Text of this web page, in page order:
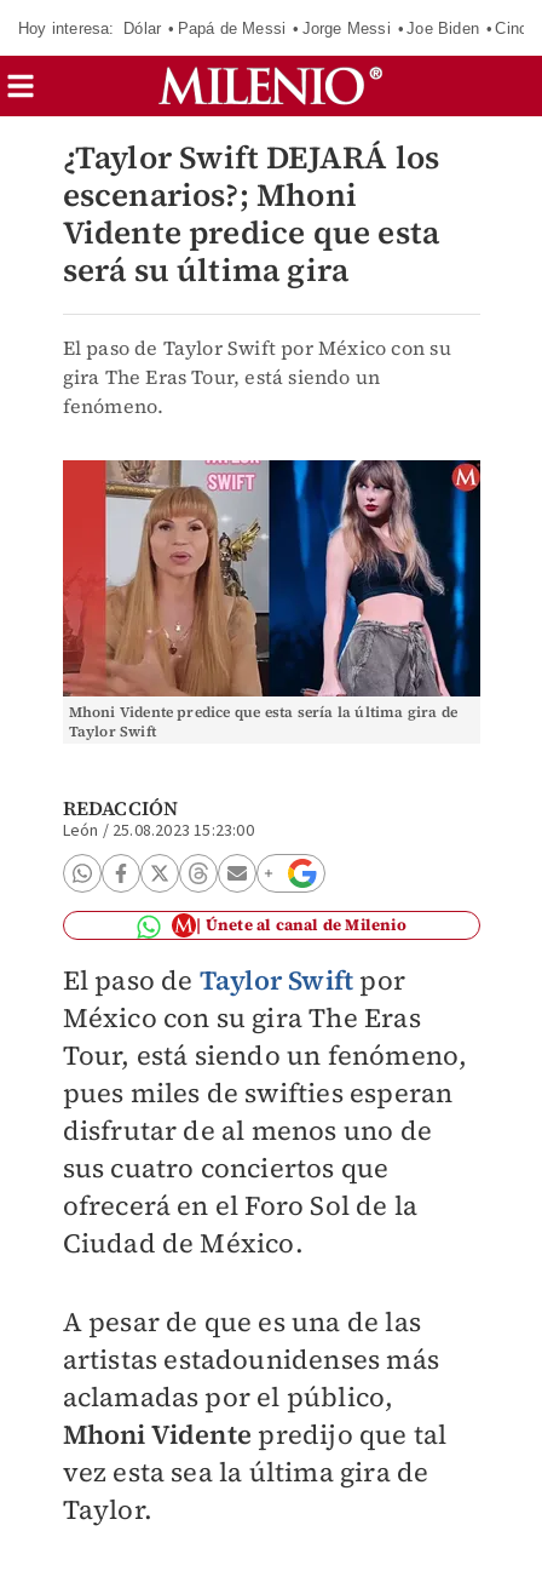
Hoy interesa: Dólar Papá de Messi Jorge Messi Joe Biden
¿Taylor Swift DEJARÁ los
escenarios?; Mhoni
Vidente predice que esta
será su última gira
El paso de Taylor Swift por México con su
gira The Eras Tour, está siendo un
fenómeno.
Mhoni Vidente predice que esta sería la última gira de
Taylor Swift
REDACCIÓN
León / 25.08.2023 15:23:00
Únete al canal de Milenio
El paso de Taylor Swift por
México con su gira The Eras
Tour, está siendo un fenómeno,
pues miles de swifties esperan
disfrutar de al menos uno de
sus cuatro conciertos que
ofrecerá en el Foro Sol de la
Ciudad de México.
A pesar de que es una de las
artistas estadounidenses más
aclamadas por el público,
Mhoni Vidente predijo que tal
vez esta sea la última gira de
Taylor.